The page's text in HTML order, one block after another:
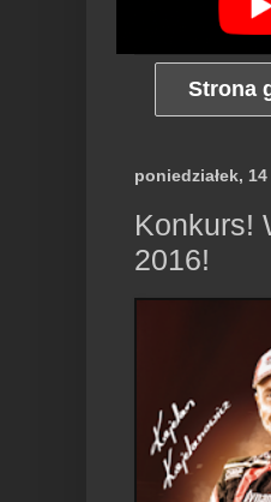
Strona
poniedziałek,
Konkurs!
2016!